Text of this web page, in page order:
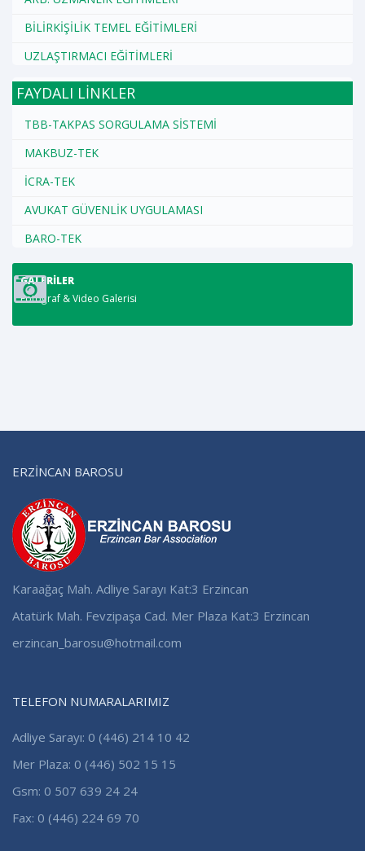
BİLİRKİŞİLİK TEMEL EĞİTİMLERİ
UZLAŞTIRMACI EĞİTİMLERİ
FAYDALI LİNKLER
TBB-TAKPAS SORGULAMA SİSTEMİ
MAKBUZ-TEK
İCRA-TEK
AVUKAT GÜVENLİK UYGULAMASI
BARO-TEK
GALERILER
Fotoğraf & Video Galerisi
ERZİNCAN BAROSU
Karaağaç Mah. Adliye Sarayı Kat:3 Erzincan
Atatürk Mah. Fevzipaşa Cad. Mer Plaza Kat:3 Erzincan
erzincan_barosu@hotmail.com
TELEFON NUMARALARIMIZ
Adliye Sarayı: 0 (446) 214 10 42
Mer Plaza: 0 (446) 502 15 15
Gsm: 0 507 639 24 24
Fax: 0 (446) 224 69 70